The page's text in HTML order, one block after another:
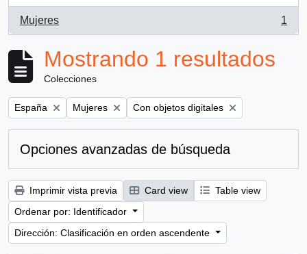
Mujeres
, 1 resultados
1
Mostrando 1 resultados
Colecciones
Remove filter:
España Remove filter:
Mujeres Remove filter:
Con objetos digitales
Opciones avanzadas de búsqueda
Imprimir vista previa Card view
Table view
Ordenar por: Identificador
Dirección: Clasificación en orden ascendente